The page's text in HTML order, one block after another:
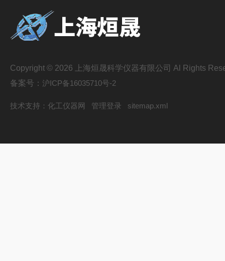
Copyright © 2026 上海烜晟科学仪器有限公司 Al Rights
备案号： 沪ICP备16035710号-2
技术支持： 化工仪器网 管理登录 sitemap.xml